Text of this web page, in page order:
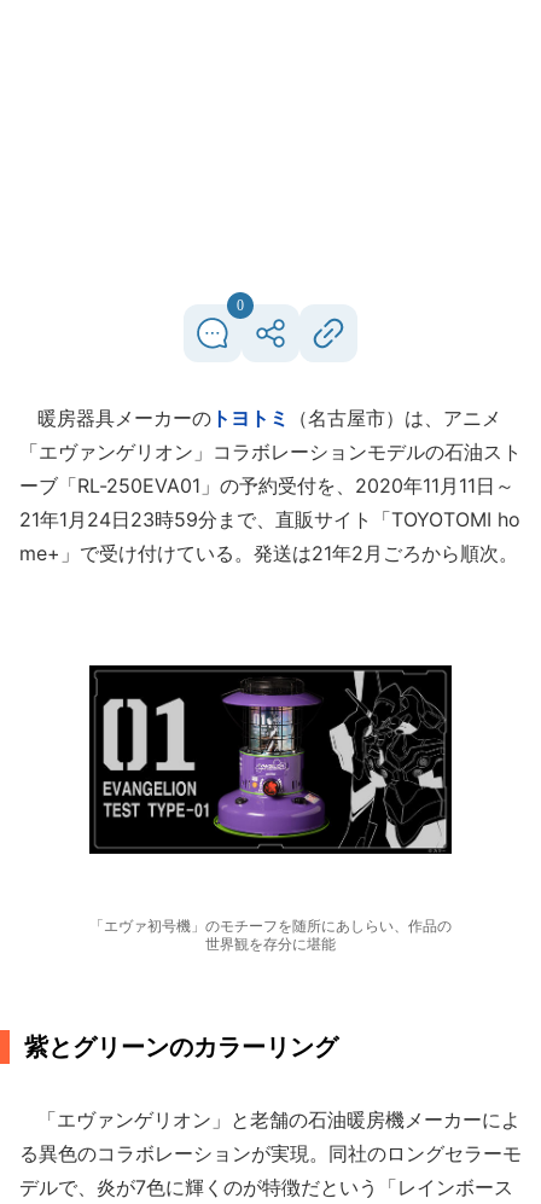
0
暖房器具メーカーの トヨトミ
（名古屋市）は、アニメ
「エヴァンゲリオン」コラボレーションモデルの石油スト
ーブ「RL-250EVA01」の予約受付を、2020年11月11日～
21年1月24日23時59分まで、直販サイト「TOYOTOMI ho
me+」で受け付けている。発送は21年2月ごろから順次。
「エヴァ初号機」のモチーフを随所にあしらい、作品の
世界観を存分に堪能
紫とグリーンのカラーリング
「エヴァンゲリオン」と老舗の石油暖房機メーカーによ
る異色のコラボレーションが実現。同社のロングセラーモ
デルで、炎が7色に輝くのが特徴だという「レインボース